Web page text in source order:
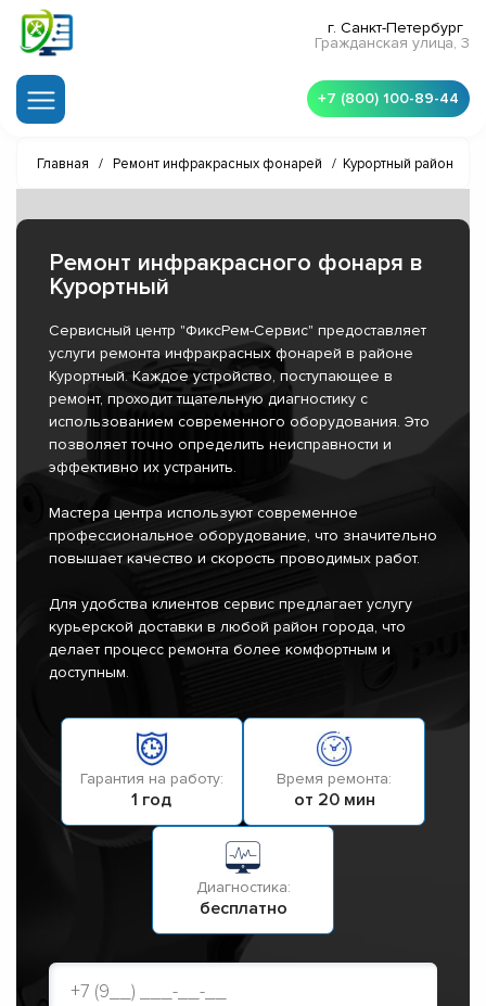
г. Санкт-Петербург
Гражданская улица, 3
+7 (800) 100-89-44
Главная / Ремонт инфракрасных фонарей / Курортный район
Ремонт инфракрасного фонаря в
Курортный
Сервисный центр "ФиксРем-Сервис" предоставляет
услуги ремонта инфракрасных фонарей в районе
Курортный. Каждое устройство, поступающее в
ремонт, проходит тщательную диагностику с
использованием современного оборудования. Это
позволяет точно определить неисправности и
эффективно их устранить.
Мастера центра используют современное
профессиональное оборудование, что значительно
повышает качество и скорость проводимых работ.
Для удобства клиентов сервис предлагает услугу
курьерской доставки в любой район города, что
делает процесс ремонта более комфортным и
доступным.
Гарантия на работу:
1 год
Время ремонта:
от 20 мин
Диагностика:
бесплатно